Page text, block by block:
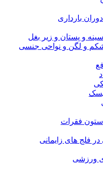
بارداری
و پستان و زیر بغل
و لگن و نواحی جنسی
فقرات
در فلج های زایمانی
ورزشی